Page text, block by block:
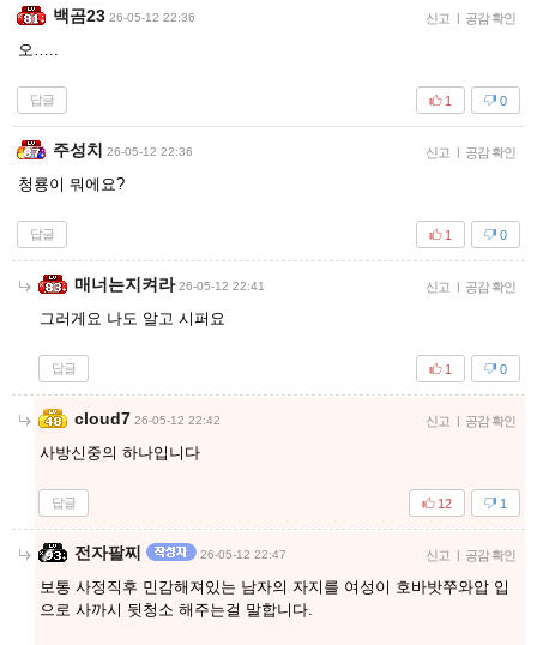
백곰23 26-05-12 22:36 신고 | 공감 확인
오…..
답글 0
1
주성치 26-05-12 22:36 신고 | 공감 확인
청룡이 뭐에요?
답글 0
1
매너는지켜라 26-05-12 22:41 신고 | 공감 확인
그러게요 나도 알고 시퍼요
답글 0
1
cloud7 26-05-12 22:42 신고 | 공감 확인
사방신중의 하나입니다
답글 1
12
전자팔찌 26-05-12 22:47 신고 | 공감 확인
보통 사정직후 민감해져있는 남자의 자지를 여성이 호바밧쭈와압 입
으로 사까시 뒷청소 해주는걸 말합니다.